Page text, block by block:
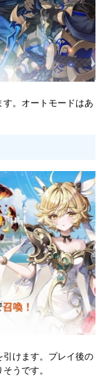
。オートモードはあ
けます。プレイ後の
うです。